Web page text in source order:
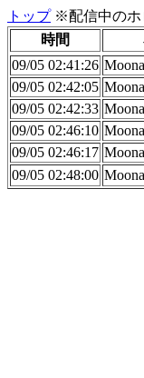
トップ※配信中のホ
時間
09/05 02:41:26
09/05 02:42:05
09/05 02:42:33
09/05 02:46:10
09/05 02:46:17
09/05 02:48:00